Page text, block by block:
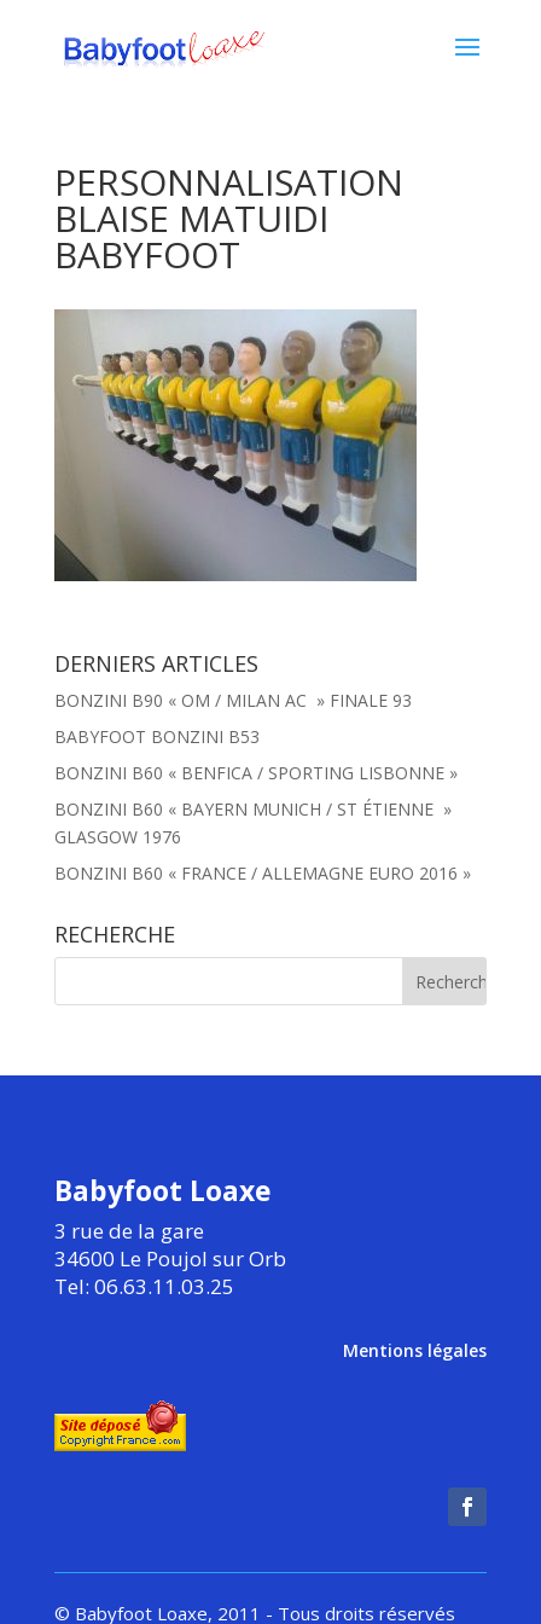
PERSONNALISATION
BLAISE MATUIDI
BABYFOOT
DERNIERS ARTICLES
BONZINI B90 « OM / MILAN AC » FINALE 93
BABYFOOT BONZINI B53
BONZINI B60 « BENFICA / SPORTING LISBONNE »
BONZINI B60 « BAYERN MUNICH / ST ÉTIENNE »
GLASGOW 1976
BONZINI B60 « FRANCE / ALLEMAGNE EURO 2016 »
RECHERCHE
Babyfoot Loaxe
3 rue de la gare
34600 Le Poujol sur Orb
Tel: 06.63.11.03.25
Mentions légales
© Babyfoot Loaxe, 2011 - Tous droits réservés